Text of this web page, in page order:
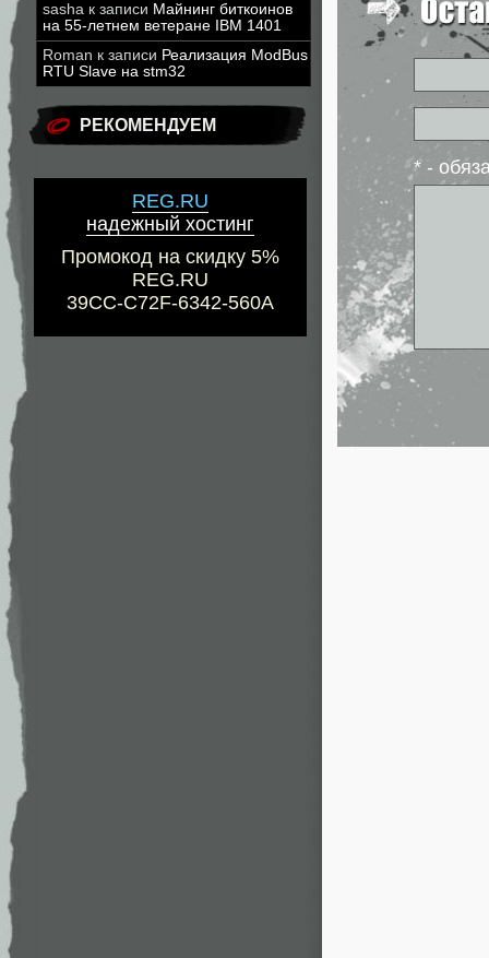
sasha к записи Майнинг биткоинов
на 55-летнем ветеране IBM 1401
Roman к записи Реализация ModBus
RTU Slave на stm32
РЕКОМЕНДУЕМ
REG.RU
надежный хостинг
Промокод на скидку 5%
REG.RU
39CC-C72F-6342-560A
* -